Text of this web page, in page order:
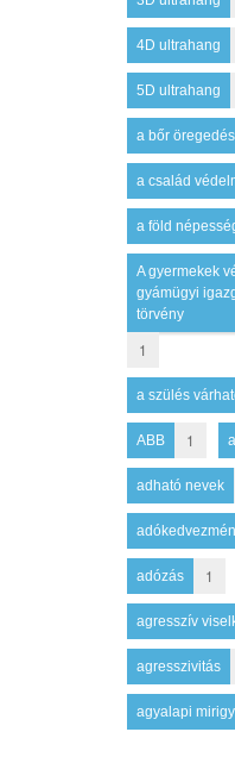
4D ultrahang
5D ultrahang
a bőr
a család
a föld
A gyermekek
gyámügyi
törvény
1
a szülés
ABB 1
adható nevek
adózás 1
agresszív
agresszivitás
agyalapi